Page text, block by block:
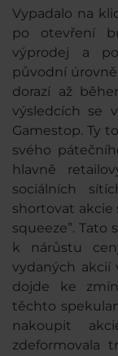
Vypadalo na
po otevření
výprodej a
původní
dorazí až
výsledcích se
Gamestop. Ty
svého
hlavně
sociálních
shortovat akcie
squeeze”. Tato
k nárůstu
vydaných akcií
dojde ke
těchto
nakoupit
zdeformovala